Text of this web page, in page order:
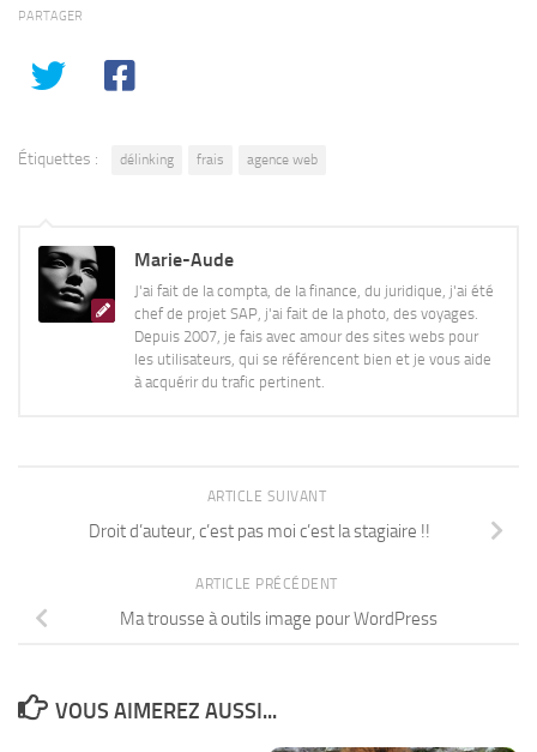
PARTAGER
Étiquettes : délinking frais agence web
Marie-Aude
J'ai fait de la compta, de la finance, du juridique, j'ai été
chef de projet SAP, j'ai fait de la photo, des voyages.
Depuis 2007, je fais avec amour des sites webs pour
les utilisateurs, qui se référencent bien et je vous aide
à acquérir du trafic pertinent.
ARTICLE SUIVANT
Droit d’auteur, c’est pas moi c’est la stagiaire !!
ARTICLE PRÉCÉDENT
Ma trousse à outils image pour WordPress
VOUS AIMEREZ AUSSI...